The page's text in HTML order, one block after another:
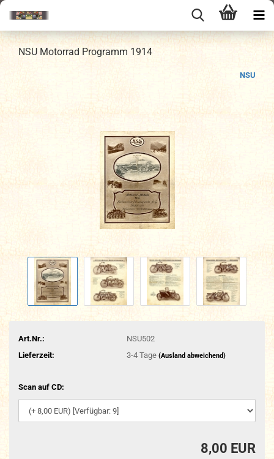
NSU Motorrad Programm 1914
NSU
Art.Nr.:
NSU502
Lieferzeit:
3-4 Tage (Ausland abweichend)
Scan auf CD:
8,00 EUR